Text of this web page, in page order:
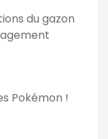
du gazon
Pokémon !